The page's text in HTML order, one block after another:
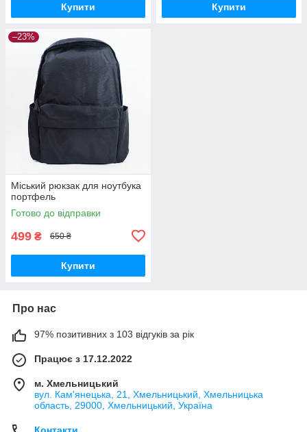
Купити Купити
–23%
Міський рюкзак для ноутбука
портфель
Готово до відправки
499 ₴ 650 ₴
Купити
Про нас
97% позитивних з 103 відгуків за рік
Працює з 17.12.2022
м. Хмельницький
вул. Кам'янецька, 21, Хмельницький, Хмельницька
область, 29000, Хмельницький, Україна